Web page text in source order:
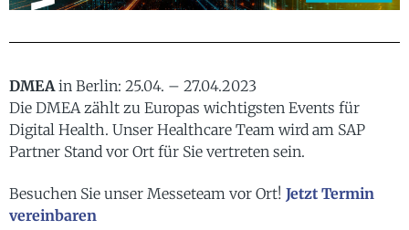
DMEA in Berlin: 25.04. – 27.04.2023
Die DMEA zählt zu Europas wichtigsten Events für
Digital Health. Unser Healthcare Team wird am SAP
Partner Stand vor Ort für Sie vertreten sein.
Besuchen Sie unser Messeteam vor Ort! Jetzt Termin
vereinbaren